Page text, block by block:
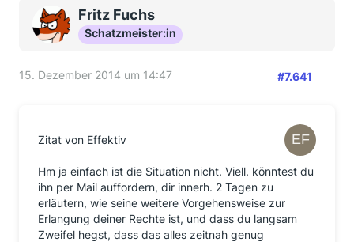
Fritz Fuchs
Schatzmeister:in
15. Dezember 2014 um 14:47 #7.641
Zitat von Effektiv
Hm ja einfach ist die Situation nicht. Viell. könntest du
ihn per Mail auffordern, dir innerh. 2 Tagen zu
erläutern, wie seine weitere Vorgehensweise zur
Erlangung deiner Rechte ist, und dass du langsam
Zweifel hegst, dass das alles zeitnah genug